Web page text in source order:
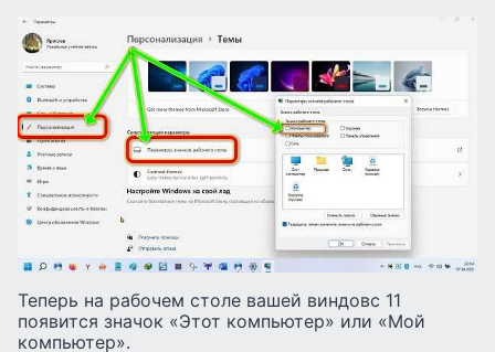
Теперь на рабочем столе вашей виндовс 11
появится значок «Этот компьютер» или «Мой
компьютер».